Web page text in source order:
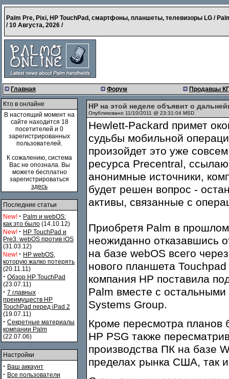
Palm Pre, Pixi, HP TouchPad, смартфоны, планшеты, телевизоры LG /
/10 Августа, 2026 /
Главная Форум Продавцы
Кто в онлайне
В настоящий момент на
сайте находится 18
посетителей и 0
зарегистрированных
пользователей.
К сожалению, система
Вас не опознала. Вы
можете бесплатно
зарегистрироваться
здесь
Последние статьи
New! · Palm и webOS:
как это было (14.10.12)
New! · HP TouchPad и
Pre3. webOS против iOS
(31.03.12)
New! · HP webOS,
которую жалко потерять
(20.11.11)
· Обзор HP TouchPad
(23.07.11)
· 7 главных
преимуществ HP
TouchPad перед iPad 2
(19.07.11)
· Секретные материалы
компании Palm
(22.07.06)
Настройки
· Ваш аккаунт
· Все пользователи
HP на этой неделе объявит о
Опубликовано 11/10/2011 @ 23:31:04 MSD
Hewlett-Packard примет
судьбы мобильной
произойдет это уже
ресурса Precentral,
анонимные источники,
будет решен вопрос -
активы, связанные с
Приобретя Palm в
неожиданно отказавшись
на базе webOS всего
нового планшета
компания HP поставила
Palm вместе с
Systems Group.
Кроме пересмотра планов
HP PSG также
производства ПК на базе
пределах рынка США, так